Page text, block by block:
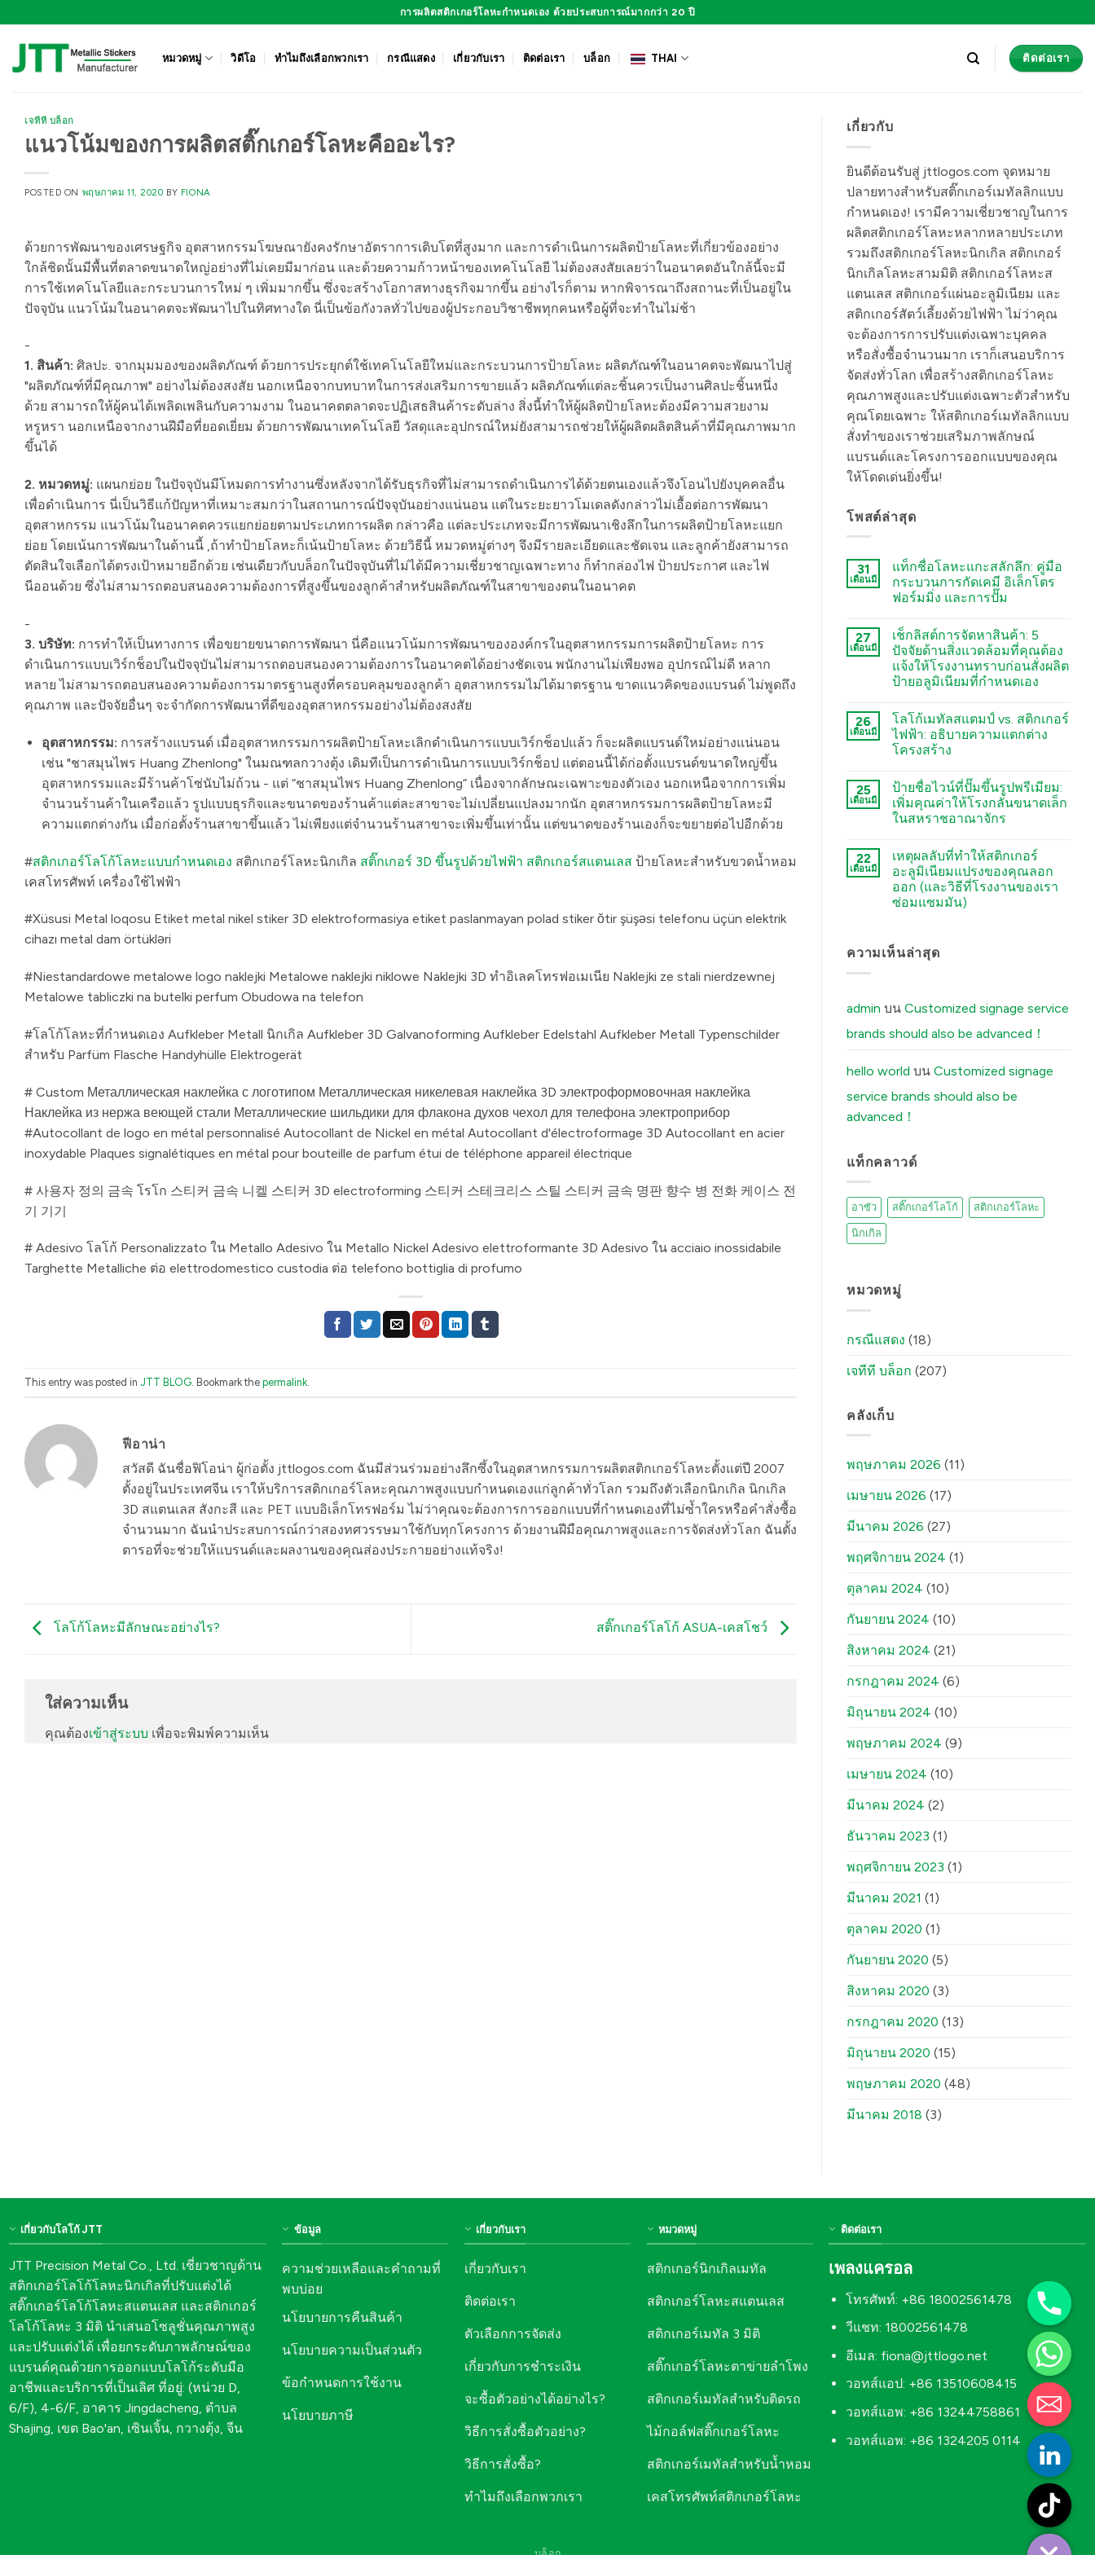
ไป
เนื้อหา
การผลิตสติกเกอร์โลหะกำหนดเอง ด้วยประสบการณ์มากกว่า 20 ปี
หมวดหมู่ วิดีโอ ทำไมถึงเลือกพวกเรา กรณีแสดง เกี่ยวกับเรา ติดต่อเรา บล็อก THAI ติดต่อเรา
เจทีที บล็อก
แนวโน้มของการผลิตสติ๊กเกอร์โลหะคืออะไร?
POSTED ON พฤษภาคม 11, 2020 BY FIONA
ด้วยการพัฒนาของเศรษฐกิจ อุตสาหกรรมโฆษณายังคงรักษาอัตราการเติบโตที่สูงมาก และการดำเนินการผลิตป้ายโลหะที่เกี่ยวข้องอย่าง
ใกล้ชิดนั้นมีพื้นที่ตลาดขนาดใหญ่อย่างที่ไม่เคยมีมาก่อน และด้วยความก้าวหน้าของเทคโนโลยี ไม่ต้องสงสัยเลยว่าในอนาคตอันใกล้นี้จะมี
การใช้เทคโนโลยีและกระบวนการใหม่ ๆ เพิ่มมากขึ้น ซึ่งจะสร้างโอกาสทางธุรกิจมากขึ้น อย่างไรก็ตาม หากพิจารณาถึงสถานะที่เป็นอยู่ใน
ปัจจุบัน แนวโน้มในอนาคตจะพัฒนาไปในทิศทางใด นี่เป็นข้อกังวลทั่วไปของผู้ประกอบวิชาชีพทุกคนหรือผู้ที่จะทำในไม่ช้า
-
1. สินค้า: ศิลปะ. จากมุมมองของผลิตภัณฑ์ ด้วยการประยุกต์ใช้เทคโนโลยีใหม่และกระบวนการป้ายโลหะ ผลิตภัณฑ์ในอนาคตจะพัฒนาไปสู่
"ผลิตภัณฑ์ที่มีคุณภาพ" อย่างไม่ต้องสงสัย นอกเหนือจากบทบาทในการส่งเสริมการขายแล้ว ผลิตภัณฑ์แต่ละชิ้นควรเป็นงานศิลปะชิ้นหนึ่ง
ด้วย สามารถให้ผู้คนได้เพลิดเพลินกับความงาม ในอนาคตตลาดจะปฏิเสธสินค้าระดับล่าง สิ่งนี้ทำให้ผู้ผลิตป้ายโลหะต้องมีความสวยงาม
หรูหรา นอกเหนือจากงานฝีมือที่ยอดเยี่ยม ด้วยการพัฒนาเทคโนโลยี วัสดุและอุปกรณ์ใหม่ยังสามารถช่วยให้ผู้ผลิตผลิตสินค้าที่มีคุณภาพมาก
ขึ้นได้
2. หมวดหมู่: แผนกย่อย ในปัจจุบันมีโหมดการทำงานซึ่งหลังจากได้รับธุรกิจที่ไม่สามารถดำเนินการได้ด้วยตนเองแล้วจึงโอนไปยังบุคคลอื่น
เพื่อดำเนินการ นี่เป็นวิธีแก้ปัญหาที่เหมาะสมกว่าในสถานการณ์ปัจจุบันอย่างแน่นอน แต่ในระยะยาวโมเดลดังกล่าวไม่เอื้อต่อการพัฒนา
อุตสาหกรรม แนวโน้มในอนาคตควรแยกย่อยตามประเภทการผลิต กล่าวคือ แต่ละประเภทจะมีการพัฒนาเชิงลึกในการผลิตป้ายโลหะแยก
ย่อย โดยเน้นการพัฒนาในด้านนี้ ,ถ้าทำป้ายโลหะก็เน้นป้ายโลหะ ด้วยวิธีนี้ หมวดหมู่ต่างๆ จึงมีรายละเอียดและชัดเจน และลูกค้ายังสามารถ
ตัดสินใจเลือกได้ตรงเป้าหมายอีกด้วย เช่นเดียวกับบล็อกในปัจจุบันที่ไม่ได้มีความเชี่ยวชาญเฉพาะทาง ก็ทำกล่องไฟ ป้ายประกาศ และไฟ
นีออนด้วย ซึ่งไม่สามารถตอบสนองความต้องการที่สูงขึ้นของลูกค้าสำหรับผลิตภัณฑ์ในสาขาของตนในอนาคต
-
3. บริษัท: การทำให้เป็นทางการ เพื่อขยายขนาดการพัฒนา นี่คือแนวโน้มการพัฒนาขององค์กรในอุตสาหกรรมการผลิตป้ายโลหะ การ
ดำเนินการแบบเวิร์กช็อปในปัจจุบันไม่สามารถตอบสนองความต้องการในอนาคตได้อย่างชัดเจน พนักงานไม่เพียงพอ อุปกรณ์ไม่ดี หลาก
หลาย ไม่สามารถตอบสนองความต้องการมาตรฐานสูงที่ครอบคลุมของลูกค้า อุตสาหกรรมไม่ได้มาตรฐาน ขาดแนวคิดของแบรนด์ ไม่พูดถึง
คุณภาพ และปัจจัยอื่นๆ จะจำกัดการพัฒนาที่ดีของอุตสาหกรรมอย่างไม่ต้องสงสัย
อุตสาหกรรม: การสร้างแบรนด์ เมื่ออุตสาหกรรมการผลิตป้ายโลหะเลิกดำเนินการแบบเวิร์กช็อปแล้ว ก็จะผลิตแบรนด์ใหม่อย่างแน่นอน
เช่น "ชาสมุนไพร Huang Zhenlong" ในมณฑลกวางตุ้ง เดิมทีเป็นการดำเนินการแบบเวิร์กช็อป แต่ตอนนี้ได้ก่อตั้งแบรนด์ขนาดใหญ่ขึ้น
อุตสาหกรรมและมีร้านค้าโซ่นับไม่ถ้วน - แต่ “ชาสมุนไพร Huang Zhenlong” เนื่องจากลักษณะเฉพาะของตัวเอง นอกเหนือจากการเพิ่ม
จำนวนร้านค้าในเครือแล้ว รูปแบบธุรกิจและขนาดของร้านค้าแต่ละสาขาจะไม่เปลี่ยนแปลงมากนัก อุตสาหกรรมการผลิตป้ายโลหะมี
ความแตกต่างกัน เมื่อก่อตั้งร้านสาขาขึ้นแล้ว ไม่เพียงแต่จำนวนร้านสาขาจะเพิ่มขึ้นเท่านั้น แต่ขนาดของร้านเองก็จะขยายต่อไปอีกด้วย
#สติกเกอร์โลโก้โลหะแบบกำหนดเอง สติกเกอร์โลหะนิกเกิล สติ๊กเกอร์ 3D ขึ้นรูปด้วยไฟฟ้า สติกเกอร์สแตนเลส ป้ายโลหะสำหรับขวดน้ำหอม
เคสโทรศัพท์ เครื่องใช้ไฟฟ้า
#Xüsusi Metal loqosu Etiket metal nikel stiker 3D elektroformasiya etiket paslanmayan polad stiker ŏtir şüşəsi telefonu üçün elektrik
cihazı metal dam örtükləri
#Niestandardowe metalowe logo naklejki Metalowe naklejki niklowe Naklejki 3D ทำอิเลคโทรฟอเมเนีย Naklejki ze stali nierdzewnej
Metalowe tabliczki na butelki perfum Obudowa na telefon
#โลโก้โลหะที่กำหนดเอง Aufkleber Metall นิกเกิล Aufkleber 3D Galvanoforming Aufkleber Edelstahl Aufkleber Metall Typenschilder
สำหรับ Parfüm Flasche Handyhülle Elektrogerät
# Custom Металлическая наклейка с логотипом Металлическая никелевая наклейка 3D электроформовочная наклейка
Наклейка из нержа веющей стали Металлические шильдики для флакона духов чехол для телефона электроприбор
#Autocollant de logo en métal personnalisé Autocollant de Nickel en métal Autocollant d'électroformage 3D Autocollant en acier
inoxydable Plaques signalétiques en métal pour bouteille de parfum étui de téléphone appareil électrique
# 사용자 정의 금속 โรโก 스티커 금속 니켈 스티커 3D electroforming 스티커 스테크리스 스틸 스티커 금속 명판 향수 병 전화 케이스 전
기 기기
# Adesivo โลโก้ Personalizzato ใน Metallo Adesivo ใน Metallo Nickel Adesivo elettroformante 3D Adesivo ใน acciaio inossidabile
Targhette Metalliche ต่อ elettrodomestico custodia ต่อ telefono bottiglia di profumo
This entry was posted in JTT BLOG . Bookmark the permalink
ฟีอาน่า
สวัสดี ฉันชื่อฟิโอน่า ผู้ก่อตั้ง jttlogos.com ฉันมีส่วนร่วมอย่างลึกซึ้งในอุตสาหกรรมการผลิตสติกเกอร์โลหะตั้งแต่ปี 2007
ตั้งอยู่ในประเทศจีน เราให้บริการสติกเกอร์โลหะคุณภาพสูงแบบกำหนดเองแก่ลูกค้าทั่วโลก รวมถึงตัวเลือกนิกเกิล นิกเกิล
3D สแตนเลส สังกะสี และ PET แบบอิเล็กโทรฟอร์ม ไม่ว่าคุณจะต้องการการออกแบบที่กำหนดเองที่ไม่ซ้ำใครหรือคำสั่งซื้อ
จำนวนมาก ฉันนำประสบการณ์กว่าสองทศวรรษมาใช้กับทุกโครงการ ด้วยงานฝีมือคุณภาพสูงและการจัดส่งทั่วโลก ฉันตั้ง
ตารอที่จะช่วยให้แบรนด์และผลงานของคุณส่องประกายอย่างแท้จริง!
โลโก้โลหะมีลักษณะอย่างไร? สติ๊กเกอร์โลโก้ ASUA-เคสโชว์
ใส่ความเห็น
คุณต้องเข้าสู่ระบบ เพื่อจะพิมพ์ความเห็น
เกี่ยวกับ
ยินดีต้อนรับสู่ jttlogos.com จุดหมาย
ปลายทางสำหรับสติ๊กเกอร์เมทัลลิกแบบ
กำหนดเอง! เรามีความเชี่ยวชาญในการ
ผลิตสติกเกอร์โลหะหลากหลายประเภท
รวมถึงสติกเกอร์โลหะนิกเกิล สติกเกอร์
นิกเกิลโลหะสามมิติ สติกเกอร์โลหะส
แตนเลส สติกเกอร์แผ่นอะลูมิเนียม และ
สติกเกอร์สัตว์เลี้ยงด้วยไฟฟ้า ไม่ว่าคุณ
จะต้องการการปรับแต่งเฉพาะบุคคล
หรือสั่งซื้อจำนวนมาก เราก็เสนอบริการ
จัดส่งทั่วโลก เพื่อสร้างสติกเกอร์โลหะ
คุณภาพสูงและปรับแต่งเฉพาะตัวสำหรับ
คุณโดยเฉพาะ ให้สติกเกอร์เมทัลลิกแบบ
สั่งทำของเราช่วยเสริมภาพลักษณ์
แบรนด์และโครงการออกแบบของคุณ
ให้โดดเด่นยิ่งขึ้น!
โพสต์ล่าสุด
31
เดือนมี
แท็กชื่อโลหะแกะสลักลึก: คู่มือ
กระบวนการกัดเคมี อิเล็กโตร
ฟอร์มมิ่ง และการปั๊ม
टिप्पणी
नहीं
Deep
Engraving
Metal
Nametags:
A
to
Chemical
Etching,
Electroforming,
and
में
27
เดือนมี
เช็กลิสต์การจัดหาสินค้า: 5
ปัจจัยด้านสิ่งแวดล้อมที่คุณต้อง
แจ้งให้โรงงานทราบก่อนสั่งผลิต
ป้ายอลูมิเนียมที่กำหนดเอง
टिप्पणी
नहीं
The
Sourcing
Checklist:
Factors
You
Must
Tell
Your
Ordering
Custom
Aluminum
Labels
में
26
เดือนมี
โลโก้เมทัลสแตมป์ vs. สติกเกอร์
ไฟฟ้า: อธิบายความแตกต่าง
โครงสร้าง
नहीं
Stamped
Metal
Logo
Sticker:
Structural
Differences
Explained
में
25
เดือนมี
ป้ายชื่อไวน์ที่ปั๊มขึ้นรูปพรีเมียม:
เพิ่มคุณค่าให้โรงกลั่นขนาดเล็ก
ในสหราชอาณาจักร
नहीं
Premium
Embossed
Wine
Labels:
Elevating
में
22
เดือนมี
เหตุผลลับที่ทำให้สติกเกอร์
อะลูมิเนียมแปรงของคุณลอก
ออก (และวิธีที่โรงงานของเรา
ซ่อมแซมมัน)
The
Secret
Aluminum
Stickers
Off
Our
Factory
It)
ความเห็นล่าสุด
admin บน Customized signage service
brands should also be advanced！
hello world บน Customized signage
service brands should also be
advanced！
แท็กคลาวด์
อาซัว สติ๊กเกอร์โลโก้ สติกเกอร์โลหะ
นิกเกิล
หมวดหมู่
กรณีแสดง (18)
เจทีที บล็อก (207)
คลังเก็บ
พฤษภาคม 2026 (11)
เมษายน 2026 (17)
มีนาคม 2026 (27)
พฤศจิกายน 2024 (1)
ตุลาคม 2024 (10)
กันยายน 2024 (10)
สิงหาคม 2024 (21)
กรกฎาคม 2024 (6)
มิถุนายน 2024 (10)
พฤษภาคม 2024 (9)
เมษายน 2024 (10)
มีนาคม 2024 (2)
ธันวาคม 2023 (1)
พฤศจิกายน 2023 (1)
มีนาคม 2021 (1)
ตุลาคม 2020 (1)
กันยายน 2020 (5)
สิงหาคม 2020 (3)
กรกฎาคม 2020 (13)
มิถุนายน 2020 (15)
พฤษภาคม 2020 (48)
มีนาคม 2018 (3)
เกี่ยวกับโลโก้ JTT
JTT Precision Metal Co., Ltd. เชี่ยวชาญด้าน
สติกเกอร์โลโก้โลหะนิกเกิลที่ปรับแต่งได้
สติ๊กเกอร์โลโก้โลหะสแตนเลส และสติกเกอร์
โลโก้โลหะ 3 มิติ นำเสนอโซลูชั่นคุณภาพสูง
และปรับแต่งได้ เพื่อยกระดับภาพลักษณ์ของ
แบรนด์คุณด้วยการออกแบบโลโก้ระดับมือ
อาชีพและบริการที่เป็นเลิศ ที่อยู่: (หน่วย D,
6/F), 4-6/F, อาคาร Jingdacheng, ตำบล
Shajing, เขต Bao'an, เซินเจิ้น, กวางตุ้ง, จีน
ข้อมูล
ความช่วยเหลือและคำถามที่
พบบ่อย
นโยบายการคืนสินค้า
นโยบายความเป็นส่วนตัว
ข้อกำหนดการใช้งาน
นโยบายภาษี
เกี่ยวกับเรา
เกี่ยวกับเรา
ติดต่อเรา
ตัวเลือกการจัดส่ง
เกี่ยวกับการชำระเงิน
จะซื้อตัวอย่างได้อย่างไร?
วิธีการสั่งซื้อตัวอย่าง?
วิธีการสั่งซื้อ?
ทำไมถึงเลือกพวกเรา
หมวดหมู่
สติกเกอร์นิกเกิลเมทัล
สติกเกอร์โลหะสแตนเลส
สติกเกอร์เมทัล 3 มิติ
สติ๊กเกอร์โลหะตาข่ายลำโพง
สติกเกอร์เมทัลสำหรับติดรถ
ไม้กอล์ฟสติ๊กเกอร์โลหะ
สติกเกอร์เมทัลสำหรับน้ำหอม
เคสโทรศัพท์สติกเกอร์โลหะ
ติดต่อเรา
เพลงแครอล
โทรศัพท์: +86 18002561478
วีแชท: 18002561478
อีเมล: fiona@jttlogo.net
วอทส์แอป: +86 13510608415
วอทส์แอพ: +86 13244758861
วอทส์แอพ: +86 1324205 0114